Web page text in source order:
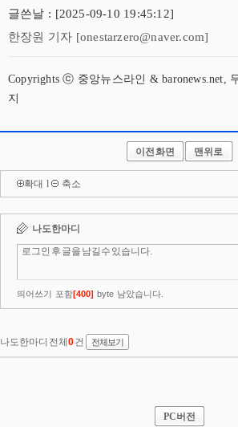
글쓴날 : [2025-09-10 19:45:12]
한장원 기자 [onestarzero@naver.com]
Copyrights ⓒ 중앙뉴스라인 & baronews.net,
지
이전화면 맨위로
확대 l 축소
PC버전